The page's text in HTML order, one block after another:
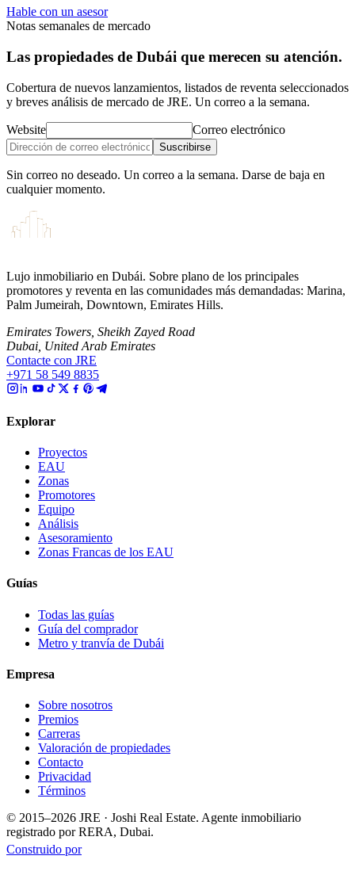
Hable con un asesor
Notas semanales de mercado
Las propiedades de Dubái que merecen su atención.
Cobertura de nuevos lanzamientos, listados de reventa seleccionados
y breves análisis de mercado de JRE. Un correo a la semana.
Website Correo electrónico
Suscribirse
Sin correo no deseado. Un correo a la semana. Darse de baja en
cualquier momento.
Lujo inmobiliario en Dubái. Sobre plano de los principales
promotores y reventa en las comunidades más demandadas: Marina,
Palm Jumeirah, Downtown, Emirates Hills.
Emirates Towers, Sheikh Zayed Road
Dubai, United Arab Emirates
Contacte con JRE
+971 58 549 8835
Explorar
Proyectos
EAU
Zonas
Promotores
Equipo
Análisis
Asesoramiento
Zonas Francas de los EAU
Guías
Todas las guías
Guía del comprador
Metro y tranvía de Dubái
Empresa
Sobre nosotros
Premios
Carreras
Valoración de propiedades
Contacto
Privacidad
Términos
© 2015–2026 JRE · Joshi Real Estate. Agente inmobiliario
registrado por RERA, Dubai.
Construido por